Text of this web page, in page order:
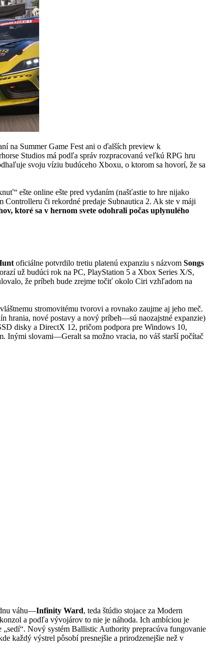
na Summer Game Fest ani o ďalších preview k
Studios má podľa správ rozpracovanú veľkú RPG hru
svoju víziu budúceho Xboxu, o ktorom sa hovorí, že sa
ešte online ešte pred vydaním (našťastie to hre nijako
či rekordné predaje Subnautica 2. Ak ste v máji
ktoré sa v hernom svete odohrali počas uplynulého
oficiálne potvrdilo tretiu platenú expanziu s názvom Songs
už budúci rok na PC, PlayStation 5 a Xbox Series X/S,
že príbeh bude zrejme točiť okolo Ciri vzhľadom na
stromovitému tvorovi a rovnako zaujme aj jeho meč.
hrania, nové postavy a nový príbeh—sú naozajstné expanzie)
disky a DirectX 12, pričom podpora pre Windows 10,
Inými slovami—Geralt sa možno vracia, no váš starší počítač
váhu—Infinity Ward, teda štúdio stojace za Modern
a podľa vývojárov to nie je náhoda. Ich ambíciou je
Nový systém Ballistic Authority prepracúva fungovanie
každý výstrel pôsobí presnejšie a prirodzenejšie než v